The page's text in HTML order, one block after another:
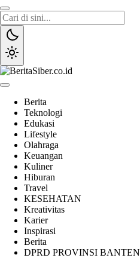
Lewati
ke
konten
Berita
Teknologi
Edukasi
Lifestyle
Olahraga
Keuangan
Kuliner
Hiburan
Travel
KESEHATAN
Kreativitas
Karier
Inspirasi
Berita
DPRD PROVINSI BANTEN